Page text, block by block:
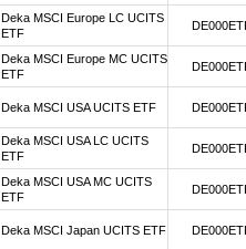
Deka MSCI Europe LC UCITS
ETF
Deka MSCI Europe MC UCITS
ETF
Deka MSCI USA UCITS ETF
Deka MSCI USA LC UCITS
ETF
Deka MSCI USA MC UCITS
ETF
Deka MSCI Japan UCITS ETF